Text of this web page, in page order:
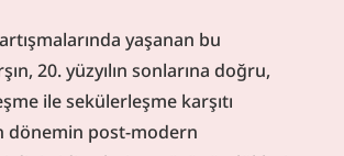
yaşanan bu
20. yüzyılın sonlarına doğru,
ile sekülerleşme karşıtı
dönemin post-modern